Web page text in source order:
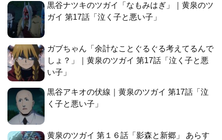
黒谷ナツキのツガイ「なもみはぎ」｜黄泉のツ
ガイ 第17話「泣く子と悪い子」
ガブちゃん「余計なことぐるぐる考えてるんで
しょ？」｜黄泉のツガイ 第17話「泣く子と悪
い子」
黒谷アキオの伏線｜黄泉のツガイ 第17話「泣
く子と悪い子」
黄泉のツガイ 第１６話「影森と新郷」 あらす